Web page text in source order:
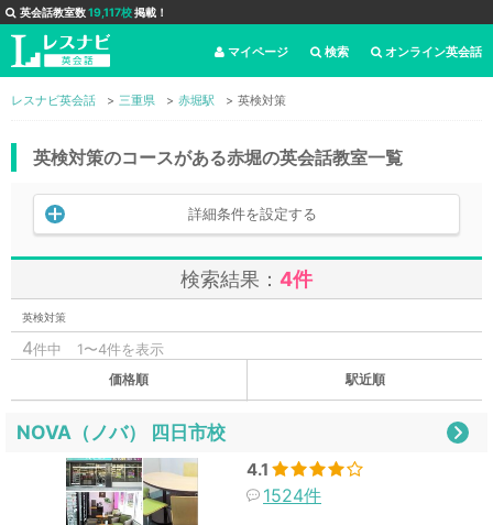
英会話教室数19,117校掲載！
オンライン英会話
検索
マイページ
レスナビ英会話 三重県 赤堀駅 英検対策
英検対策のコースがある赤堀の英会話教室一覧
詳細条件を設定する
検索結果： 4件
英検対策
4件中 1〜4件を表示
価格順 駅近順
NOVA（ノバ） 四日市校
4.1
1524件